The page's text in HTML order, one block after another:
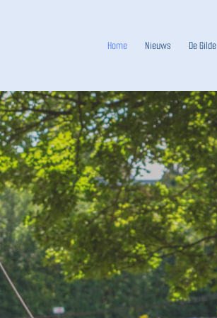
Home
Nieuws De Gilde